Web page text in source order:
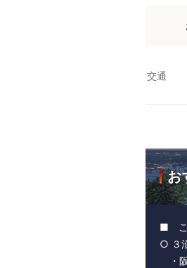
交通
お
■
○ ３
・